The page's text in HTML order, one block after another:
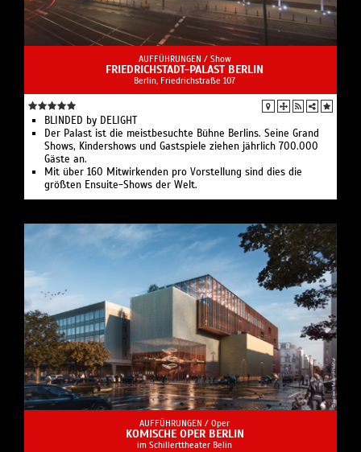
AUFFÜHRUNGEN / Show
FRIEDRICHSTADT-PALAST BERLIN
Berlin, Friedrichstraße 107
BLINDED by DELIGHT
Der Palast ist die meistbesuchte Bühne Berlins. Seine Grand
Shows, Kindershows und Gastspiele ziehen jährlich 700.000
Gäste an.
Mit über 160 Mitwirkenden pro Vorstellung sind dies die
größten Ensuite-Shows der Welt.
AUFFÜHRUNGEN / Oper
KOMISCHE OPER BERLIN
im Schillerttheater Belin